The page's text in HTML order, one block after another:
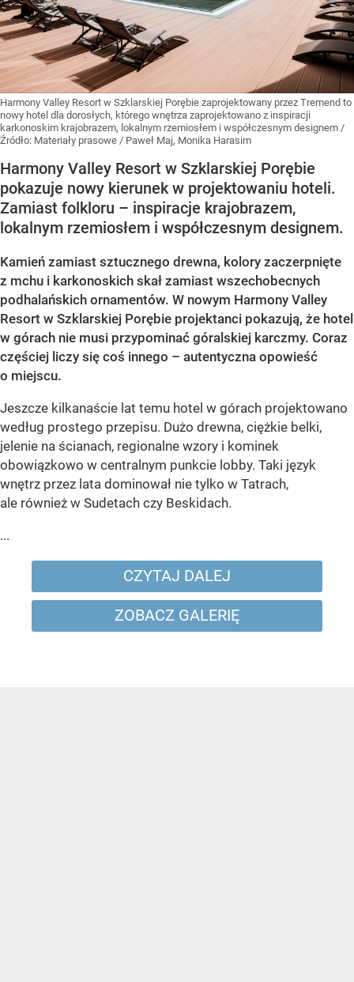
Harmony Valley Resort w Szklarskiej Porębie zaprojektowany przez Tremend to
nowy hotel dla dorosłych, którego wnętrza zaprojektowano z inspiracji
karkonoskim krajobrazem, lokalnym rzemiosłem i współczesnym designem /
Źródło: Materiały prasowe / Paweł Maj, Monika Harasim
Harmony Valley Resort w Szklarskiej Porębie
pokazuje nowy kierunek w projektowaniu hoteli.
Zamiast folkloru – inspiracje krajobrazem,
lokalnym rzemiosłem i współczesnym designem.
Kamień zamiast sztucznego drewna, kolory zaczerpnięte
z mchu i karkonoskich skał zamiast wszechobecnych
podhalańskich ornamentów. W nowym Harmony Valley
Resort w Szklarskiej Porębie projektanci pokazują, że hotel
w górach nie musi przypominać góralskiej karczmy. Coraz
częściej liczy się coś innego – autentyczna opowieść
o miejscu.
Jeszcze kilkanaście lat temu hotel w górach projektowano
według prostego przepisu. Dużo drewna, ciężkie belki,
jelenie na ścianach, regionalne wzory i kominek
obowiązkowo w centralnym punkcie lobby. Taki język
wnętrz przez lata dominował nie tylko w Tatrach,
ale również w Sudetach czy Beskidach.
...
CZYTAJ DALEJ
ZOBACZ GALERIĘ